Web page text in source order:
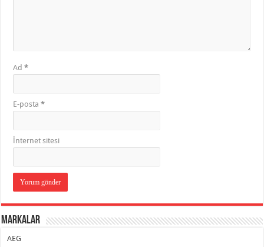
Ad*
E-posta*
İnternet sitesi
Markalar
AEG